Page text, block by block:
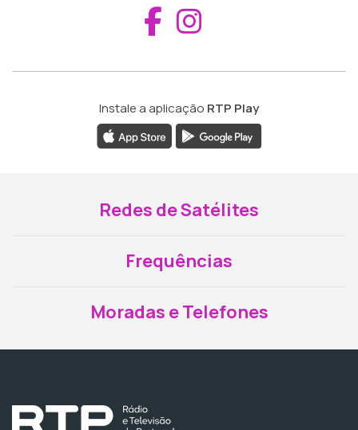
Aceder ao
Instale a aplicação RTP Play
Redes de Satélites
Frequências
Moradas e Telefones